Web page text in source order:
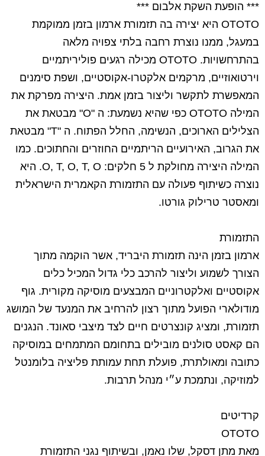
*** הופעת השקת אלבום ***
OTOTO היא יצירה בה תזמורת ארמון בזמן ממוקמת
במעגל, ממנו נוצרת רחבה בלתי צפויה מלאה
בהתרחשויות. OTOTO מכילה רגעים פוליריתמיים
וירטואוזיים, מרקמים אלקטרו-אקוסטיים, ושפת סימנים
המאפשרת לתקשר וליצור בזמן אמת. היצירה מפרקת את
המילה OTOTO כפי שהיא נשמעת: ה "O" מבטאת את
הצלילים הארוכים, הנשימה, החלל הפתוח. ה "T" מבטאת
את הגרוב, האירועיים הריתמיים החוזרים והחתוכים. כמו
המילה היצירה מחולקת ל 5 חלקים:
O, T, O, T, O. היא
נוצרה כשיתוף פעולה עם התזמורת הקאמרית הישראלית
ומאסטר טרילוק גורטו.
התזמורת
ארמון בזמן הינה תזמורת היבריד, אשר הוקמה מתוך
הצורך לשמוע וליצור להרכב כלי גדול המכיל כלים
אקוסטיים ואלקטרוניים המבצעים מוסיקה מקורית. גוף
מודולארי הפועל מתוך רצון להרחיב את המנעד של המושג
תזמורת, ומציג קונצרטים חיים לצד מיצבי סאונד. הנגנים
הם קאסט סולנים מובילים בתחומם המתמחים במוסיקה
כתובה ומאולתרת, פועלת תחת עמותת פליציה בלומנטל
למוזיקה, ונתמכת ע״י מנהל תרבות.
קרדיטים
OTOTO
מאת מתן דסקל, שלו נאמן, ובשיתוף נגני התזמורת